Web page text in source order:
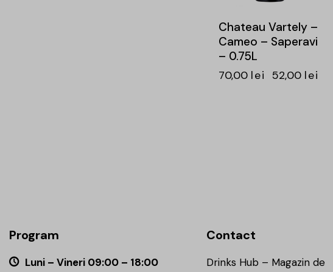
Chateau Vartely –
Cameo – Saperavi
– 0.75L
70,00 lei 52,00 lei
Program
Luni – Vineri 09:00 – 18:00
Contact
Drinks Hub – Magazin de